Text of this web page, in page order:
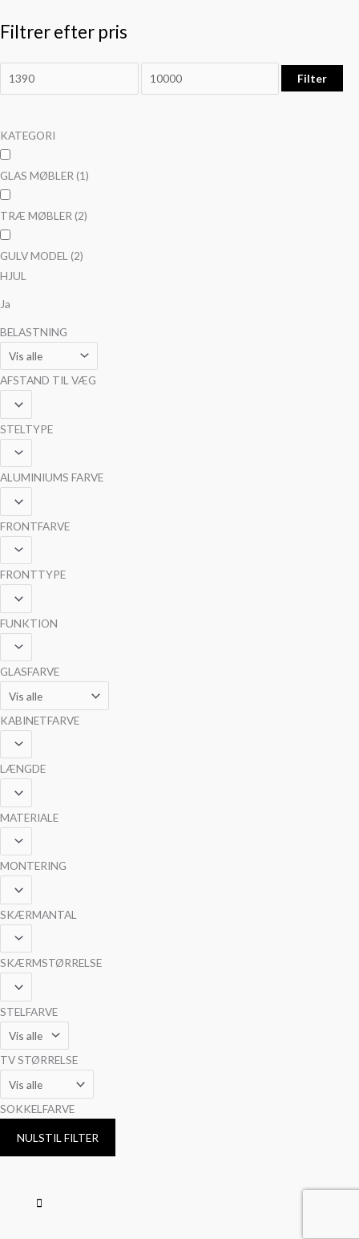
Filtrer efter pris
Filter
KATEGORI
GLAS MØBLER (1)
TRÆ MØBLER (2)
GULV MODEL (2)
HJUL
Ja
BELASTNING
AFSTAND TIL VÆG
STELTYPE
ALUMINIUMS FARVE
FRONTFARVE
FRONTTYPE
FUNKTION
GLASFARVE
KABINETFARVE
LÆNGDE
MATERIALE
MONTERING
SKÆRMANTAL
SKÆRMSTØRRELSE
STELFARVE
TV STØRRELSE
SOKKELFARVE
NULSTIL FILTER